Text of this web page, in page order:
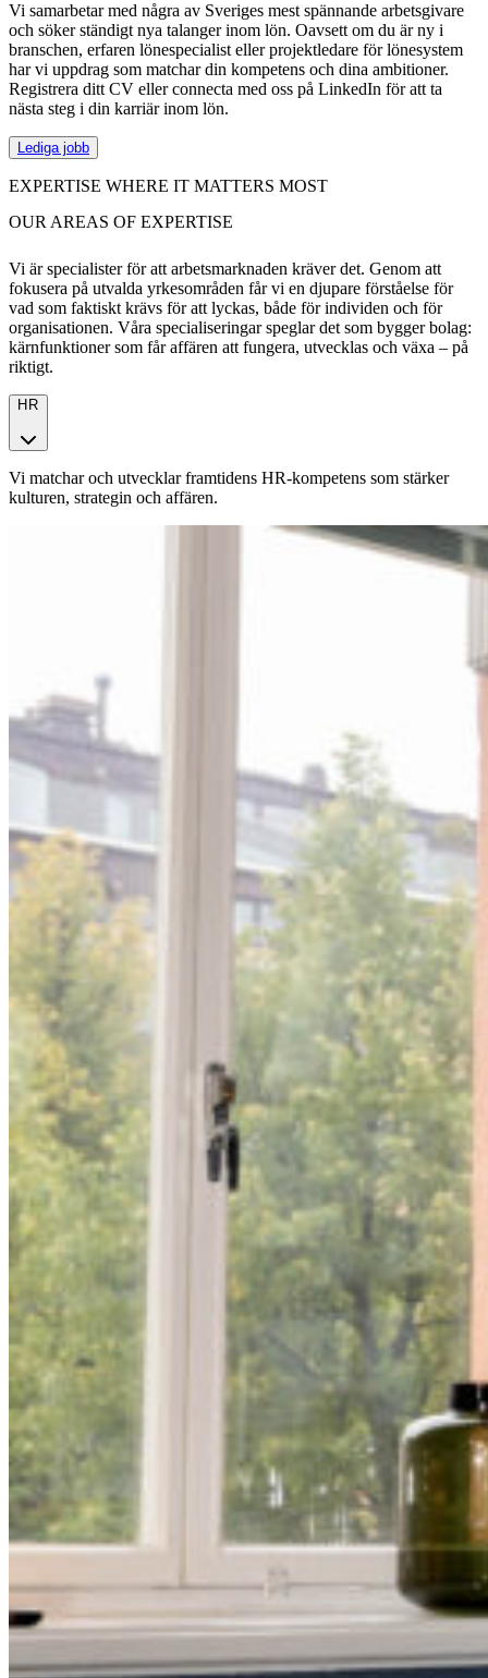
Vi samarbetar med några av Sveriges mest spännande arbetsgivare
och söker ständigt nya talanger inom lön. Oavsett om du är ny i
branschen, erfaren lönespecialist eller projektledare för lönesystem
har vi uppdrag som matchar din kompetens och dina ambitioner.
Registrera ditt CV eller connecta med oss på LinkedIn för att ta
nästa steg i din karriär inom lön.
Lediga jobb
EXPERTISE WHERE IT MATTERS MOST
OUR AREAS OF EXPERTISE
Vi är specialister för att arbetsmarknaden kräver det. Genom att
fokusera på utvalda yrkesområden får vi en djupare förståelse för
vad som faktiskt krävs för att lyckas, både för individen och för
organisationen. Våra specialiseringar speglar det som bygger bolag:
kärnfunktioner som får affären att fungera, utvecklas och växa – på
riktigt.
HR
Vi matchar och utvecklar framtidens HR-kompetens som stärker
kulturen, strategin och affären.